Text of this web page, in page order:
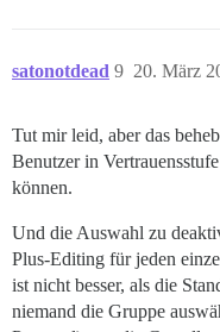
satonotdead 20. März
9
Tut mir leid, aber das
Benutzer in
können.
Und die Auswahl zu
Plus-Editing für jeden
ist nicht besser, als die
niemand die Gruppe